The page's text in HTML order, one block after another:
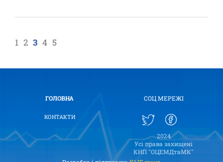
1 2 3 4 5
ГОЛОВНА
КОНТАКТИ
СОЦ МЕРЕЖІ
2024
Усі права захищені
КНП "ОЦЕМДтаМК"